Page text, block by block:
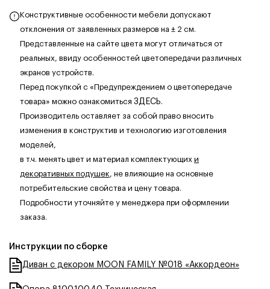
Конструктивные особенности мебели допускают
отклонения от заявленных размеров на ± 2 см.
Представленные на сайте цвета могут отличаться от
реальных, ввиду особенностей цветопередачи различных
экранов устройств.
Перед покупкой с «Предупреждением о цветопередаче
товара» можно ознакомиться ЗДЕСЬ.
Производитель оставляет за собой право вносить
изменения в конструктив и технологию изготовления
моделей,
в т.ч. менять цвет и материал комплектующих и
декоративных подушек, не влияющие на основные
потребительские свойства и цену товара.
Подробности уточняйте у менеджера при оформлении
заказа.
Инструкции по сборке
Диван с декором MOON FAMILY №018 «Аккордеон»